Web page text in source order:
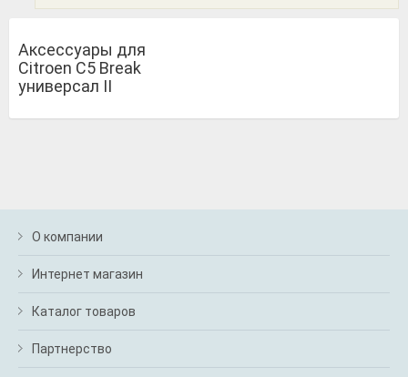
Аксессуары для
Citroen C5 Break
универсал II
О компании
Интернет магазин
Каталог товаров
Партнерство